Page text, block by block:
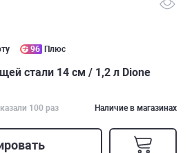
96 Плюс
стали 14 см / 1,2 л Dione
100 раз Наличие в магазинах